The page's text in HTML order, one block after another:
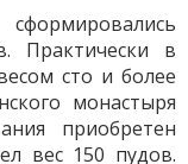
Практически в
сто и более
монастыря
приобретен
вес 150 пудов.